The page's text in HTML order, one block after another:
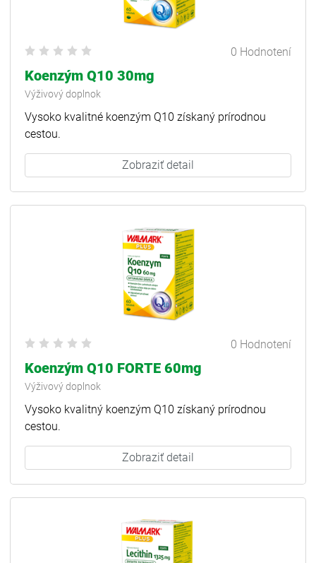
0 Hodnotení
Koenzým Q10 30mg
Výživový doplnok
Vysoko kvalitné koenzým Q10 získaný prírodnou
cestou.
Zobraziť detail
0 Hodnotení
Koenzým Q10 FORTE 60mg
Výživový doplnok
Vysoko kvalitný koenzým Q10 získaný prírodnou
cestou.
Zobraziť detail